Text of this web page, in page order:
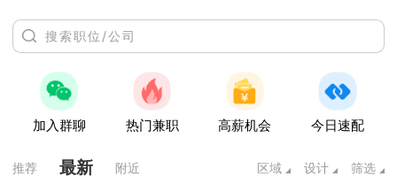
加入群聊 热门兼职 高薪机会 今日速配
推荐 最新 附近 区域 设计 筛选